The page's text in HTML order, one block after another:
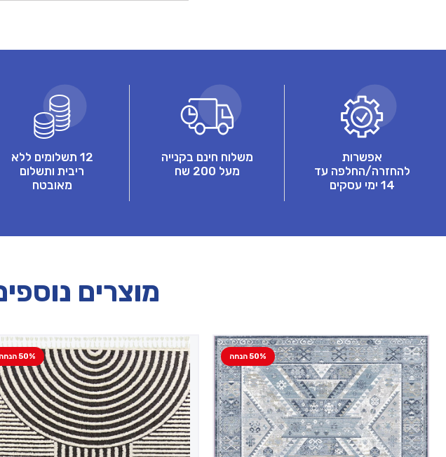
אפשרות
להחזרה/החלפה עד
14 ימי עסקים
משלוח חינם בקנייה
מעל 200 שח
12 תשלומים ללא
ריבית ותשלום
מאובטח
מוצרים
50% הנחה 50% הנחה